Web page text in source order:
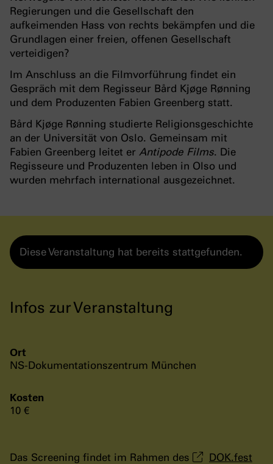
Regierungen und die Gesellschaft den
aufkeimenden Hass von rechts bekämpfen und die
Grundlagen einer freien, offenen Gesellschaft
verteidigen?
Im Anschluss an die Filmvorführung findet ein
Gespräch mit dem Regisseur Bård Kjøge Rønning
und dem Produzenten Fabien Greenberg statt.
Bård Kjøge Rønning studierte Religionsgeschichte
an der Universität von Oslo. Gemeinsam mit
Fabien Greenberg leitet er Antipode Films. Die
Regisseure und Produzenten leben in Olso und
wurden mehrfach international ausgezeichnet.
Diese Veranstaltung hat bereits stattgefunden.
Infos zur Veranstaltung
Ort
NS-Dokumentationszentrum München
Kosten
10 €
Das Screening findet im Rahmen des
DOK.fest